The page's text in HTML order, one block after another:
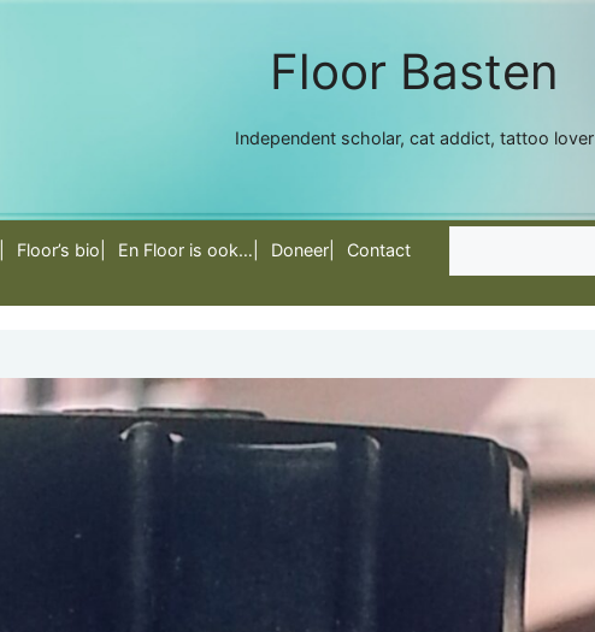
Floor Basten
Independent scholar, cat addict, tattoo lover
Floor’s bio En Floor is ook… Doneer Contact